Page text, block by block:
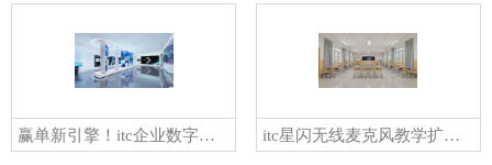
赢单新引擎！itc企业数字展厅解决方案，赋能品牌价值深度传达，开拓无限商机！ itc星闪无线麦克风教学扩声系统，一师一麦，降本增效，教学声音更清晰，课堂更高效！